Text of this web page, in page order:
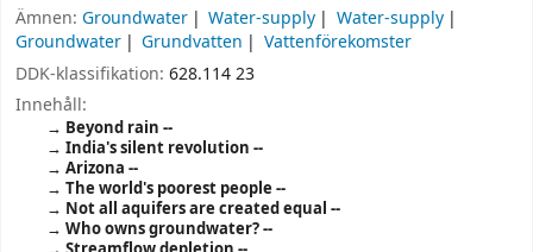
Ämnen: Groundwater Water-supply
Water-supply
Groundwater
Grundvatten
Vattenförekomster
DDK-klassifikation: 628.114 23
Innehåll:
Beyond rain --
India's silent revolution --
Arizona --
The world's poorest people --
Not all aquifers are created equal --
Who owns groundwater? --